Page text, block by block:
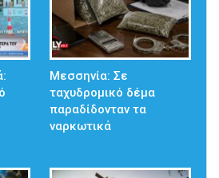
Μεσσηνία: Σε
ταχυδρομικό δέμα
παραδίδονταν τα
ναρκωτικά